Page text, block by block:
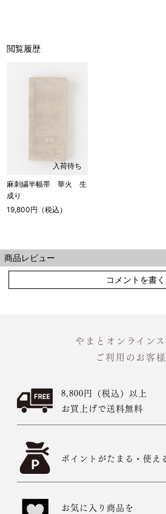
閲覧履歴
入荷待ち
麻刺繍半幅帯 華火 生
成り
19,800円（税込）
商品レビュー
コメントを書く
やまとオンライン
ご利用のお客
8,800円（税込）以上
お買上げで送料無料
ポイントがたまる・使え
お気に入り商品を